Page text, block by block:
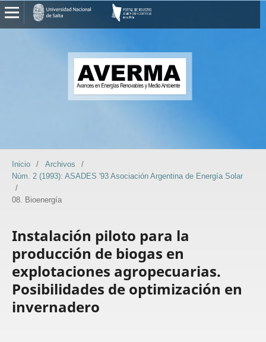
Inicio / Archivos
/
Núm. 2 (1993): ASADES '93 Asociación Argentina de Energía Solar
/
08. Bioenergía
Instalación piloto para la
producción de biogas en
explotaciones agropecuarias.
Posibilidades de optimización en
invernadero